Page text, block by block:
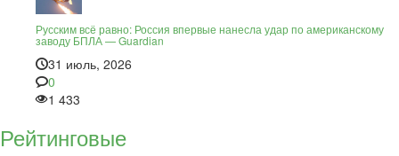
Русским всё равно: Россия впервые нанесла удар по американскому
заводу БПЛА — Guardian
31 июль, 2026
0
1 433
Рейтинговые